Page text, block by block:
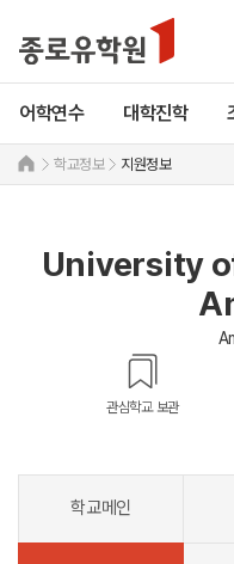
어학연수 대학진학
학교정보 지원정보
University
관심학교 보관
학교메인